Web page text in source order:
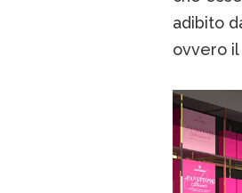
adibito
ovvero